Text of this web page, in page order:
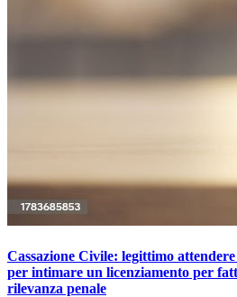
Cassazione Civile: legittimo
per intimare un licenziamento per
rilevanza penale